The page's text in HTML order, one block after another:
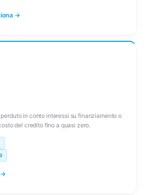
→
in conto interessi su finanziamento o
del credito fino a quasi zero.
→